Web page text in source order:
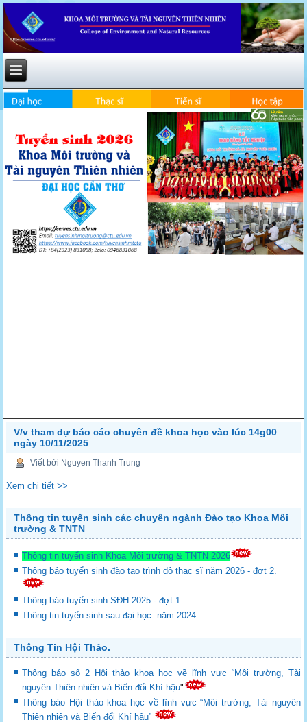
V/v tham dự báo cáo chuyên đề khoa học vào lúc 14g00
ngày 10/11/2025
Viết bởi Nguyen Thanh Trung
Xem chi tiết >>
Thông tin tuyển sinh các chuyên ngành Đào tạo Khoa Môi
trường & TNTN
Thông tin tuyển sinh Khoa Môi trường & TNTN 2026
Thông báo tuyển sinh đào tạo trình dộ thạc sĩ năm 2026 - đợt 2.
Thông báo tuyển sinh SĐH 2025 - đợt 1.
Thông tin tuyển sinh sau đại học năm 2024
Thông Tin Hội Thảo.
Thông báo số 2 Hội thảo khoa học về lĩnh vực “Môi trường, Tài
nguyên Thiên nhiên và Biến đổi Khí hậu"
Thông báo Hội thảo khoa học về lĩnh vực “Môi trường, Tài nguyên
Thiên nhiên và Biến đổi Khí hậu”